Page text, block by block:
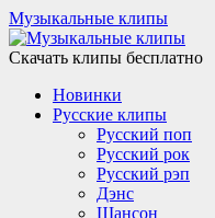
Музыкальные клипы
Скачать клипы бесплатно
Новинки
Русские клипы
Русский поп
Русский рок
Русский рэп
Дэнс
Шансон